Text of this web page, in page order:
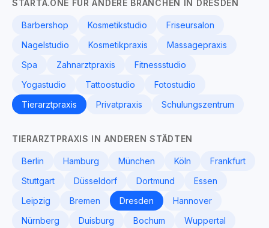
STARTA.ONE FÜR ANDERE BRANCHEN IN DRESDEN
Barbershop Kosmetikstudio
Friseursalon
Nagelstudio
Kosmetikpraxis
Massagepraxis
Spa
Zahnarztpraxis
Fitnessstudio
Yogastudio
Tattoostudio
Fotostudio
Tierarztpraxis
Privatpraxis Schulungszentrum
TIERARZTPRAXIS IN ANDEREN STÄDTEN
Berlin Hamburg München Köln
Frankfurt
Stuttgart
Düsseldorf Dortmund
Essen
Leipzig
Bremen Dresden
Hannover
Nürnberg
Duisburg Bochum Wuppertal